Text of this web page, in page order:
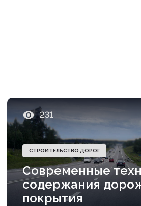
231
СТРОИТЕЛЬСТВО ДОРОГ
Современные
содержания
покрытия